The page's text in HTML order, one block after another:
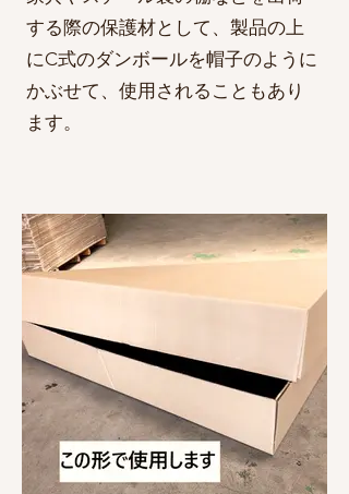
する際の保護材として、製品の上
にC式のダンボールを帽子のように
かぶせて、使用されることもあり
ます。